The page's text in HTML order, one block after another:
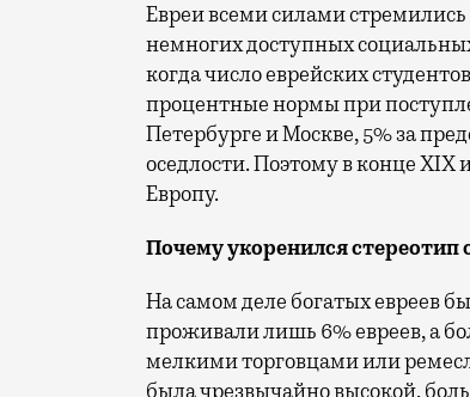
Евреи всеми силами стремились
немногих доступных
когда число еврейских
процентные нормы при
Петербурге и Москве, 5% за
оседлости. Поэтому в конце XIX
Европу.
Почему укоренился стереотип
На самом деле богатых евреев
проживали лишь 6% евреев, а
мелкими торговцами или
была чрезвычайно высокой,